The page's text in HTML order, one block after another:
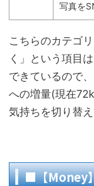
写真を
こちらのカテゴ
く」という項目
できているので
への増量(現在
気持ちを切り替
■【Money